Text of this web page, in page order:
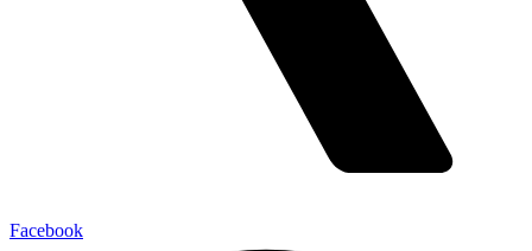
Facebook